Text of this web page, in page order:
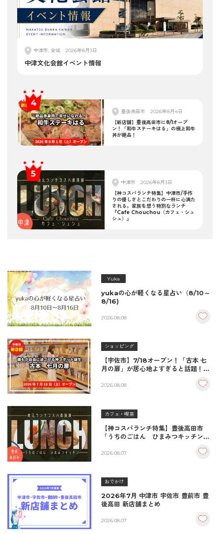
中津市, 全域 2026年8月3日
中津文化会館イベント情報
豊後高田市
2026年8月4日
【新店舗】豊後高田市に8/1オープ
ン！「和牛ステーキはる」の極上和牛
丼が絶品！
中津市
2026年8月3日
【神コスパランチ特集】中津市/手作
りの優しさとこだわりの一杯に心満た
される。家族を想う特別なランチ
『Cafe Chouchou（カフェ・シュ
シュ）』
Yuka
yukaの心が軽くなる星占い（8/10～
8/16)
2026.08.08
ショッピング
【宇佐市】7/18オープン！「古本 七
月の扉」が居心地よすぎると話題！絶
至福の読書空間
2026.08.08
カフェ・喫茶
【神コスパランチ特集】豊後高田市
「うちのごはん ひまみつキッチン」
＆生姜焼き！
2026.08.07
おでかけ
2026年7月 中津市 宇佐市 豊前市 豊
後高田 新店舗まとめ
2026.08.07